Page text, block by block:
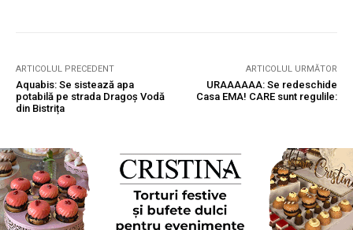
ARTICOLUL PRECEDENT
Aquabis: Se sistează apa
potabilă pe strada Dragoș Vodă
din Bistrița
ARTICOLUL URMĂTOR
URAAAAAA: Se redeschide
Casa EMA! CARE sunt regulile: